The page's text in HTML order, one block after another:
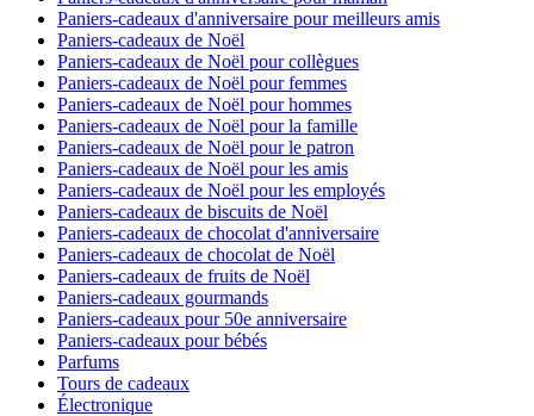
Paniers-cadeaux d'anniversaire pour meilleurs amis
Paniers-cadeaux de Noël
Paniers-cadeaux de Noël pour collègues
Paniers-cadeaux de Noël pour femmes
Paniers-cadeaux de Noël pour hommes
Paniers-cadeaux de Noël pour la famille
Paniers-cadeaux de Noël pour le patron
Paniers-cadeaux de Noël pour les amis
Paniers-cadeaux de Noël pour les employés
Paniers-cadeaux de biscuits de Noël
Paniers-cadeaux de chocolat d'anniversaire
Paniers-cadeaux de chocolat de Noël
Paniers-cadeaux de fruits de Noël
Paniers-cadeaux gourmands
Paniers-cadeaux pour 50e anniversaire
Paniers-cadeaux pour bébés
Parfums
Tours de cadeaux
Électronique